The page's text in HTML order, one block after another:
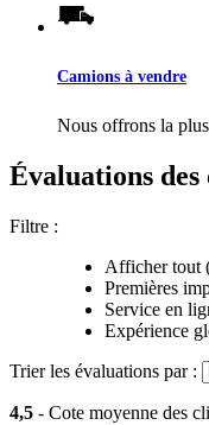
Camions à vendre
Nous offrons la
Évaluations des
Filtre :
Afficher tout
Premières
Service en
Expérience
Trier les évaluations par :
4,5 - Cote moyenne des